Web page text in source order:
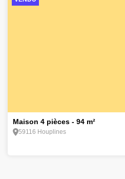
Maison 4 pièces - 94 m²
59116 Houplines